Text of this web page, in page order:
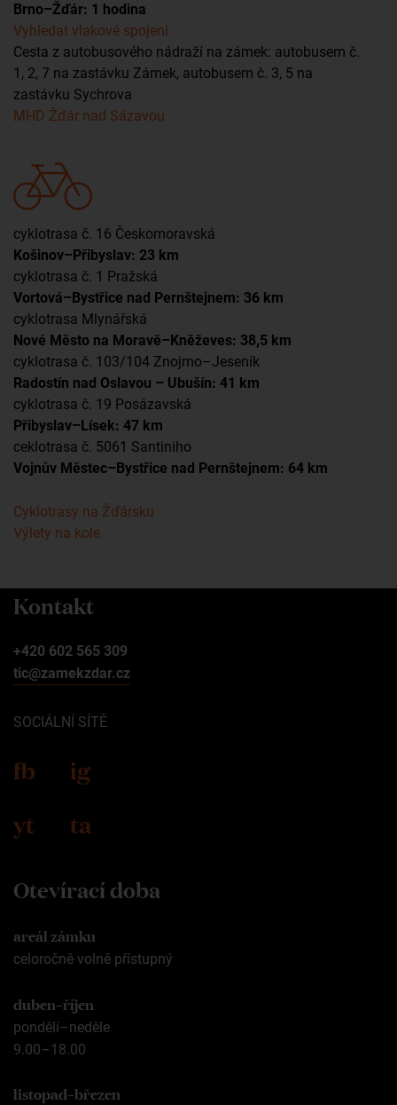
Brno–Žďár: 1 hodina
Vyhledat vlakové spojení
Cesta z autobusového nádraží na zámek: autobusem č.
1, 2, 7 na zastávku Zámek, autobusem č. 3, 5 na
zastávku Sychrova
MHD Žďár nad Sázavou
cyklotrasa č. 16 Českomoravská
Košinov–Přibyslav: 23 km
cyklotrasa č. 1 Pražská
Vortová–Bystřice nad Pernštejnem: 36 km
cyklotrasa Mlynářská
Nové Město na Moravě–Kněževes: 38,5 km
cyklotrasa č. 103/104 Znojmo–Jeseník
Radostín nad Oslavou – Ubušín: 41 km
cyklotrasa č. 19 Posázavská
Přibyslav–Lísek: 47 km
ceklotrasa č. 5061 Santiniho
Vojnův Městec–Bystřice nad Pernštejnem: 64 km
Cyklotrasy na Žďársku
Výlety na kole
Kontakt
+420 602 565 309
tic@zamekzdar.cz
SOCIÁLNÍ SÍTĚ
fb
ig
yt
ta
Otevírací doba
areál zámku
celoročně volně přístupný
duben–říjen
pondělí–neděle
9.00–18.00
listopad–březen